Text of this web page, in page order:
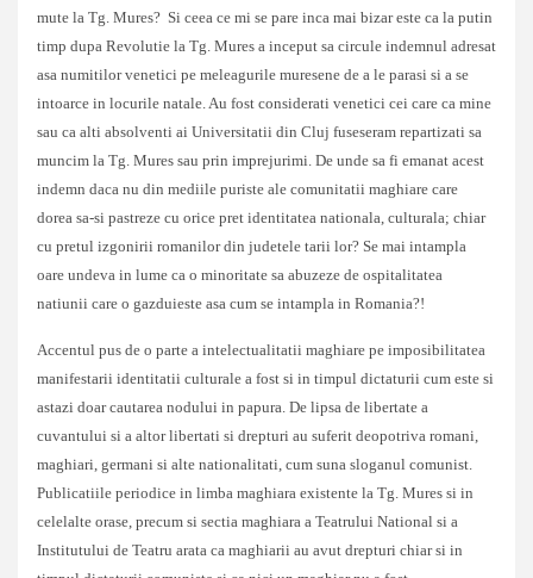
mute la Tg. Mures? Si ceea ce mi se pare inca mai bizar este ca la putin
timp dupa Revolutie la Tg. Mures a inceput sa circule indemnul adresat
asa numitilor venetici pe meleagurile muresene de a le parasi si a se
intoarce in locurile natale. Au fost considerati venetici cei care ca mine
sau ca alti absolventi ai Universitatii din Cluj fuseseram repartizati sa
muncim la Tg. Mures sau prin imprejurimi. De unde sa fi emanat acest
indemn daca nu din mediile puriste ale comunitatii maghiare care
dorea sa-si pastreze cu orice pret identitatea nationala, culturala; chiar
cu pretul izgonirii romanilor din judetele tarii lor? Se mai intampla
oare undeva in lume ca o minoritate sa abuzeze de ospitalitatea
natiunii care o gazduieste asa cum se intampla in Romania?!
Accentul pus de o parte a intelectualitatii maghiare pe imposibilitatea
manifestarii identitatii culturale a fost si in timpul dictaturii cum este si
astazi doar cautarea nodului in papura. De lipsa de libertate a
cuvantului si a altor libertati si drepturi au suferit deopotriva romani,
maghiari, germani si alte nationalitati, cum suna sloganul comunist.
Publicatiile periodice in limba maghiara existente la Tg. Mures si in
celelalte orase, precum si sectia maghiara a Teatrului National si a
Institutului de Teatru arata ca maghiarii au avut drepturi chiar si in